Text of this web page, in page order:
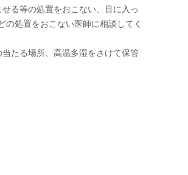
る等の処置をおこない、目に入っ
の処置をおこない医師に相談してく
たる場所、高温多湿をさけて保管